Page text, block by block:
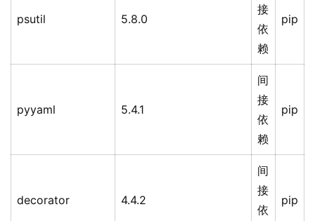
psutil 5.8.0
接
依
赖
pip
pyyaml 5.4.1
间
接
依
赖
pip
decorator 4.4.2
间
接
依
pip